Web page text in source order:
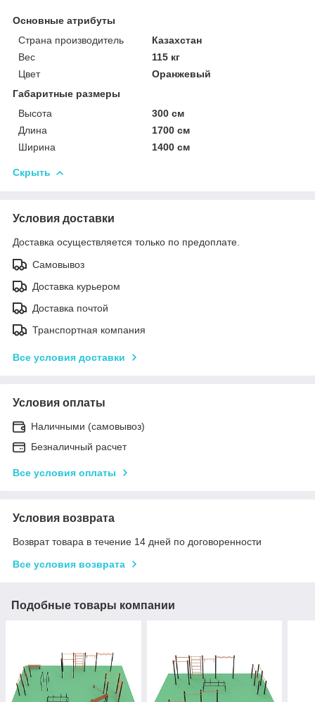
Основные атрибуты
Страна производитель
Казахстан
Вес
115 кг
Цвет
Оранжевый
Габаритные размеры
Высота
300 см
Длина
1700 см
Ширина
1400 см
Скрыть
Условия доставки
Доставка осуществляется только по предоплате.
Самовывоз
Доставка курьером
Доставка почтой
Транспортная компания
Все условия доставки
Условия оплаты
Наличными (самовывоз)
Безналичный расчет
Все условия оплаты
Условия возврата
Возврат товара в течение 14 дней по договоренности
Все условия возврата
Подобные товары компании